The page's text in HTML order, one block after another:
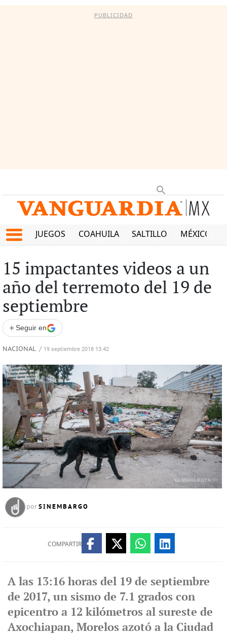
PUBLICIDAD
JUEGOS COAHUILA SALTILLO MÉXICO
15 impactantes videos a un
año del terremoto del 19 de
septiembre
+ Seguir en
NACIONAL / 19 septiembre 2018 13:42
por SINEMBARGO
COMPARTIR
A las 13:16 horas del 19 de septiembre
de 2017, un sismo de 7.1 grados con
epicentro a 12 kilómetros al sureste de
Axochiapan, Morelos azotó a la Ciudad